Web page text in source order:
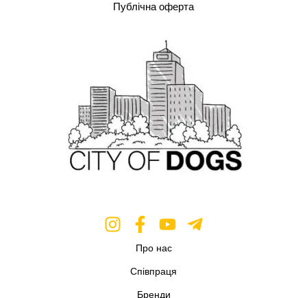
Публічна оферта
Про нас
Співпраця
Бренди